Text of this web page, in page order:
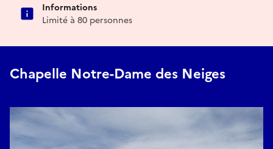
Informations
Limité à 80 personnes
Chapelle Notre-Dame des Neiges